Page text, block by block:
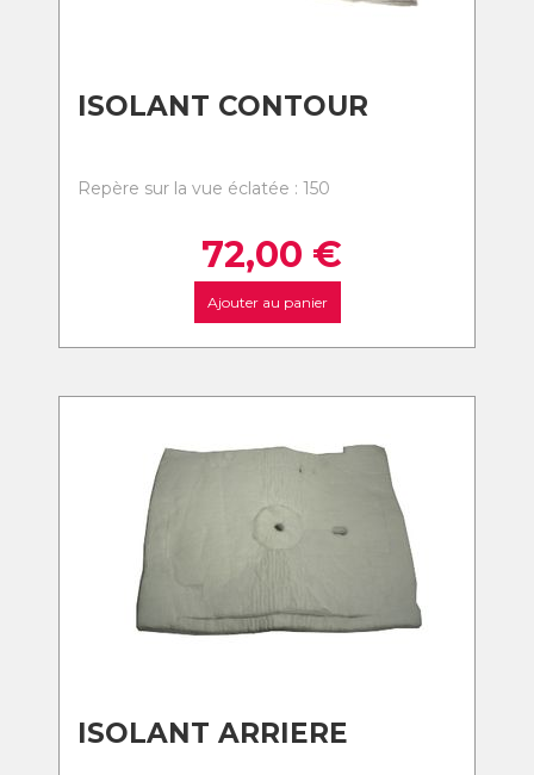
ISOLANT CONTOUR
Repère sur la vue éclatée : 150
72,00 €
Ajouter au panier
ISOLANT ARRIERE